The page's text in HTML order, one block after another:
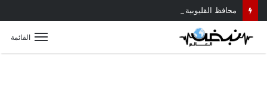
القائمة